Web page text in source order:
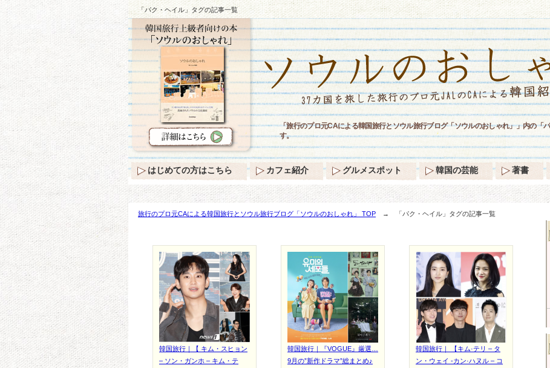
「パク・ヘイル」タグの記事一覧
旅行のプロ元CAによる韓国旅行とソウル旅行ブログ「ソウルのおしゃれ」 TOP → 「パク・ヘイル」タグの記事一覧
韓国旅行｜【 キム・スヒョン
– ソン・ガンホ – キム・テ
韓国旅行｜『VOGUE』厳選…
9月の”新作ドラマ”総まとめ♪
韓国旅行｜ 【キム·テリ – タ
ン・ウェイ -カン·ハヌル – コ
「旅行のプロ元CAによる韓国旅行とソウル旅行ブログ「ソウルのおしゃれ」」内の「
す。
はじめての方はこちら カフェ紹介 グルメスポット 韓国の芸能 著書